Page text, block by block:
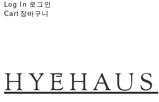
Log In 로그인
Cart 장바구니
HYĒHAUS